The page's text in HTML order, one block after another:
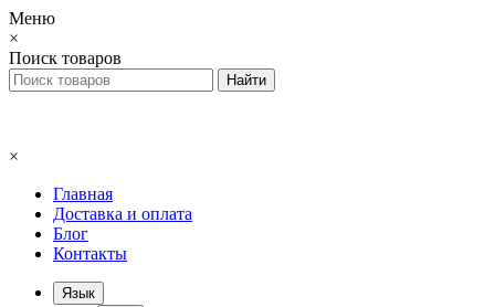
Меню
×
Поиск товаров
×
Главная
Доставка и оплата
Блог
Контакты
Язык